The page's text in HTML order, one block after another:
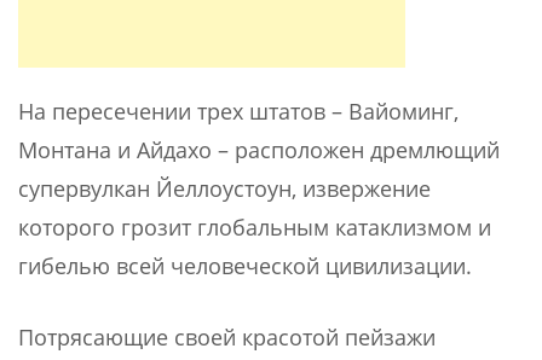
На пересечении трех штатов – Вайоминг,
Монтана и Айдахо – расположен дремлющий
супервулкан Йеллоустоун, извержение
которого грозит глобальным катаклизмом и
гибелью всей человеческой цивилизации.
Потрясающие своей красотой пейзажи